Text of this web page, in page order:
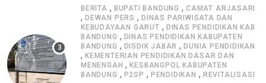
BERITA , BUPATI BANDUNG ,CAMAT ARJASARI
, DEWAN PERS , DINAS PARIWISATA DAN
KEBUDAYAAN GARUT , DINAS PENDIDIKAN KAB
BANDUNG , DINAS PENDIDIKAN KABUPATEN
BANDUNG , DISDIK JABAR ,DUNIA PENDIDIKAN
, KEMENTERIAN PENDIDIKAN DASAR DAN
MENENGAH ,KESBANGPOL KABUPATEN
BANDUNG , P2SP , PENDIDIKAN , REVITALISASI